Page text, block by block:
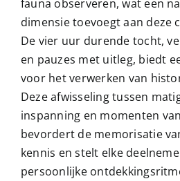
fauna observeren, wat een
dimensie toevoegt aan deze
De vier uur durende tocht,
en pauzes met uitleg, biedt
voor het verwerken van
Deze afwisseling tussen
inspanning en momenten
bevordert de memorisatie
kennis en stelt elke
persoonlijke